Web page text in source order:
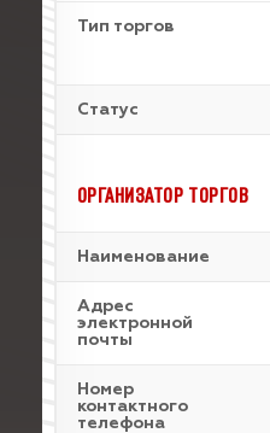
Тип торгов
Статус
ОРГАНИЗАТОР ТОРГОВ
Наименование
Адрес
электронной
почты
Номер
контактного
телефона